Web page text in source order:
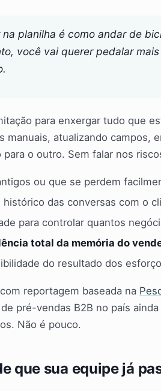
na planilha é como andar de
você vai querer pedalar
para enxergar tudo que
manuais, atualizando campos,
para o outro. Sem falar nos
ou que se perdem
histórico das conversas com o
para controlar quantos
total da memória do
do resultado dos
reportagem baseada na
pré-vendas B2B no país
Não é pouco.
que sua equipe já